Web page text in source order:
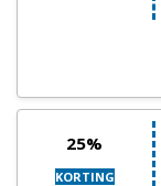
25%
KORTING